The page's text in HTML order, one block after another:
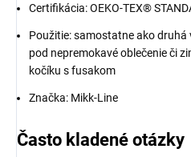
Certifikácia: OEKO-TEX®
Použitie: samostatne ako
pod nepremokavé oblečenie či
kočíku s fusakom
Značka: Mikk-Line
Často kladené otázky